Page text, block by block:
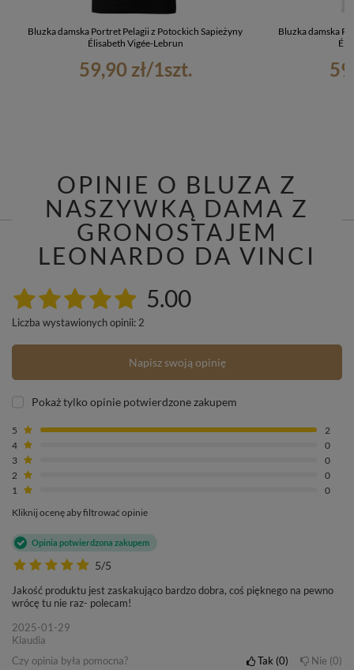
Bluzka damska Portret Pelagii z Potockich Sapieżyny
Élisabeth Vigée-Lebrun
59,90 zł/1szt.
Bluzka damska
OPINIE O BLUZA Z
NASZYWKĄ DAMA Z
GRONOSTAJEM
LEONARDO DA VINCI
5.00
Liczba wystawionych opinii: 2
Napisz swoją opinię
Pokaż tylko opinie potwierdzone zakupem
5
2
4
0
3
0
2
0
1
0
Kliknij ocenę aby filtrować opinie
5/5
Opinia potwierdzona zakupem
Jakość produktu jest zaskakująco bardzo dobra, coś pięknego na pewno
wrócę tu nie raz- polecam!
2025-01-29
Klaudia
Czy opinia była pomocna?
Tak 0 Nie 0